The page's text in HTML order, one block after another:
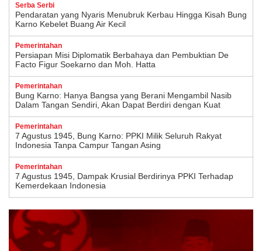
Serba Serbi
Pendaratan yang Nyaris Menubruk Kerbau Hingga Kisah Bung
Karno Kebelet Buang Air Kecil
Pemerintahan
Persiapan Misi Diplomatik Berbahaya dan Pembuktian De
Facto Figur Soekarno dan Moh. Hatta
Pemerintahan
Bung Karno: Hanya Bangsa yang Berani Mengambil Nasib
Dalam Tangan Sendiri, Akan Dapat Berdiri dengan Kuat
Pemerintahan
7 Agustus 1945, Bung Karno: PPKI Milik Seluruh Rakyat
Indonesia Tanpa Campur Tangan Asing
Pemerintahan
7 Agustus 1945, Dampak Krusial Berdirinya PPKI Terhadap
Kemerdekaan Indonesia